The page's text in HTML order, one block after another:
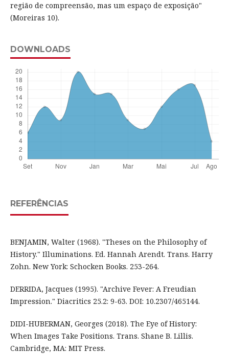
região de compreensão, mas um espaço de exposição"
(Moreiras 10).
DOWNLOADS
REFERÊNCIAS
BENJAMIN, Walter (1968). "Theses on the Philosophy of
History." Illuminations. Ed. Hannah Arendt. Trans. Harry
Zohn. New York: Schocken Books. 253-264.
DERRIDA, Jacques (1995). "Archive Fever: A Freudian
Impression." Diacritics 25.2: 9-63. DOI: 10.2307/465144.
DIDI-HUBERMAN, Georges (2018). The Eye of History:
When Images Take Positions. Trans. Shane B. Lillis.
Cambridge, MA: MIT Press.